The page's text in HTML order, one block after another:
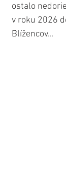
ostalo
v roku 2026
Blížencov...